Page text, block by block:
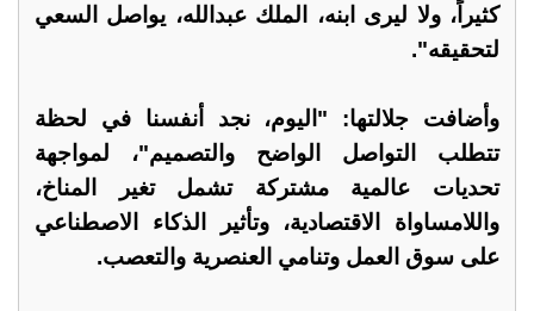
كثيراً، ولا ليرى ابنه، الملك عبدالله، يواصل السعي
لتحقيقه".
وأضافت جلالتها: "اليوم، نجد أنفسنا في لحظة
تتطلب التواصل الواضح والتصميم"، لمواجهة
تحديات عالمية مشتركة تشمل تغير المناخ،
واللامساواة الاقتصادية، وتأثير الذكاء الاصطناعي
على سوق العمل وتنامي العنصرية والتعصب.